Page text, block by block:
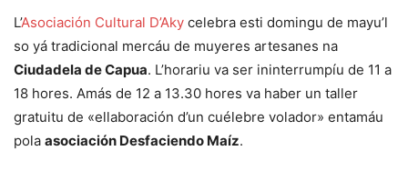
L’Asociación Cultural D’Aky celebra esti domingu de mayu’l
so yá tradicional mercáu de muyeres artesanes na
Ciudadela de Capua. L’horariu va ser ininterrumpíu de 11 a
18 hores. Amás de 12 a 13.30 hores va haber un taller
gratuitu de «ellaboración d’un cuélebre volador» entamáu
pola asociación Desfaciendo Maíz.